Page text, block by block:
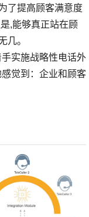
了提高顾客满意度
,能够真正站在顾
几。
实施战略性电话外
觉到：企业和顾客